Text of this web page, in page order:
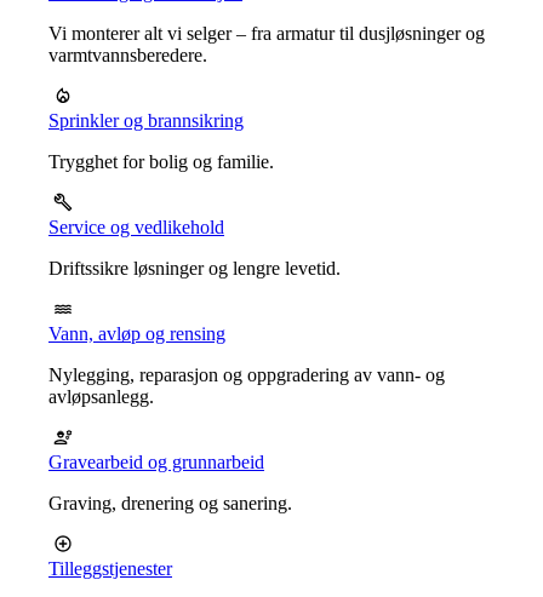
Vi monterer alt vi selger – fra armatur til dusjløsninger og
varmtvannsberedere.
Sprinkler og brannsikring
Trygghet for bolig og familie.
Service og vedlikehold
Driftssikre løsninger og lengre levetid.
Vann, avløp og rensing
Nylegging, reparasjon og oppgradering av vann- og
avløpsanlegg.
Gravearbeid og grunnarbeid
Graving, drenering og sanering.
Tilleggstjenester